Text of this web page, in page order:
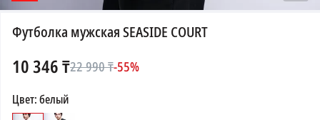
Футболка мужская SEASIDE COURT
10 346₸22 990₸-55%
Цвет:белый